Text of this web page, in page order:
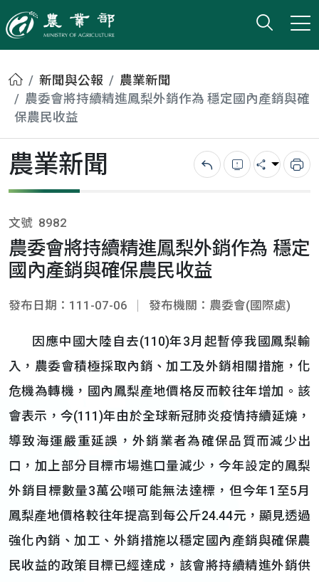
農業部
打開
小版
首頁新聞與公報
農業新聞
農委會將持續精進鳳梨外銷作為 穩定國內產銷與確
保農民收益
農業新聞 回上一頁錯誤回報
分享 列
文號 8982
農委會將持續精進鳳梨外銷作為 穩定
國內產銷與確保農民收益
發布日期：111-07-06 發布機關：農委會(國際處)
因應中國大陸自去(110)年3月起暫停我國鳳梨輸
入，農委會積極採取內銷、加工及外銷相關措施，化
危機為轉機，國內鳳梨產地價格反而較往年增加。該
會表示，今(111)年由於全球新冠肺炎疫情持續延燒，
導致海運嚴重延誤，外銷業者為確保品質而減少出
口，加上部分目標市場進口量減少，今年設定的鳳梨
外銷目標數量3萬公噸可能無法達標，但今年1至5月
鳳梨產地價格較往年提高到每公斤24.44元，顯見透過
強化內銷、加工、外銷措施以穩定國內產銷與確保農
民收益的政策目標已經達成，該會將持續精進外銷供